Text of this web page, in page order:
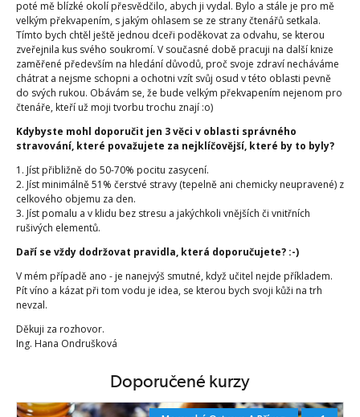
poté mě blízké okolí přesvědčilo, abych ji vydal. Bylo a stále je pro mě
velkým překvapením, s jakým ohlasem se ze strany čtenářů setkala.
Tímto bych chtěl ještě jednou dceři poděkovat za odvahu, se kterou
zveřejnila kus svého soukromí. V současné době pracuji na další knize
zaměřené především na hledání důvodů, proč svoje zdraví necháváme
chátrat a nejsme schopni a ochotni vzít svůj osud v této oblasti pevně
do svých rukou. Obávám se, že bude velkým překvapením nejenom pro
čtenáře, kteří už moji tvorbu trochu znají :o)
Kdybyste mohl doporučit jen 3 věci v oblasti správného
stravování, které považujete za nejklíčovější, které by to byly?
1. Jíst přibližně do 50-70% pocitu zasycení.
2. Jíst minimálně 51% čerstvé stravy (tepelně ani chemicky neupravené) z
celkového objemu za den.
3. Jíst pomalu a v klidu bez stresu a jakýchkoli vnějších či vnitřních
rušivých elementů.
Daří se vždy dodržovat pravidla, která doporučujete? :-)
V mém případě ano - je nanejvýš smutné, když učitel nejde příkladem.
Pít víno a kázat při tom vodu je idea, se kterou bych svoji kůži na trh
nevzal.
Děkuji za rozhovor.
Ing. Hana Ondrušková
Doporučené kurzy